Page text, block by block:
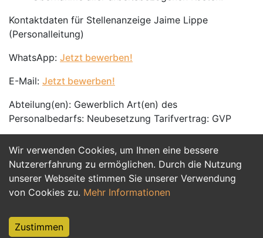
Wir verwenden Cookies, um Ihnen eine bessere
Nutzererfahrung zu ermöglichen. Durch die Nutzung
unserer Webseite stimmen Sie unserer Verwendung
von Cookies zu. Mehr Informationen
Zustimmen
Kontaktdaten für Stellenanzeige Jaime Lippe
(Personalleitung)
WhatsApp: Jetzt bewerben!
E-Mail: Jetzt bewerben!
Abteilung(en): Gewerblich Art(en) des
Personalbedarfs: Neubesetzung Tarifvertrag: GVP
Jetzt Bewerben